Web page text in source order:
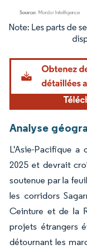
Image © Mordor
Analyse
L'Asie-Pacifique a
2025 et devrait
soutenue par la
les corridors
Ceinture et de la
projets étrangers
détournant les